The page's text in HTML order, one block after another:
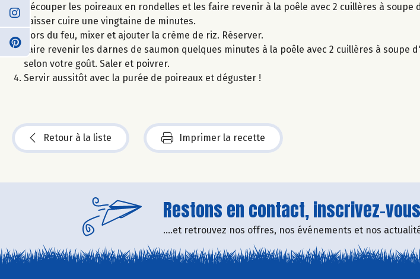
Découper les poireaux en rondelles et les faire revenir à la poêle avec 2 cuillères à
Laisser cuire une vingtaine de minutes.
Hors du feu, mixer et ajouter la crème de riz. Réserver.
Faire revenir les darnes de saumon quelques minutes à la poêle avec 2 cuillères à
selon votre goût. Saler et poivrer.
Servir aussitôt avec la purée de poireaux et déguster !
Retour à la liste Imprimer la recette
Restons en contact, inscrivez-
....et retrouvez nos offres, nos événements et nos